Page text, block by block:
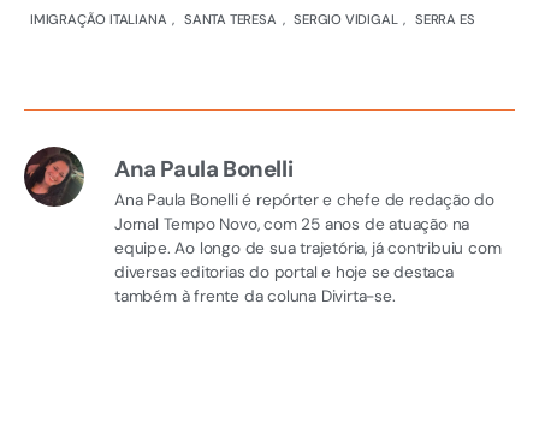
IMIGRAÇÃO ITALIANA , SANTA TERESA , SERGIO VIDIGAL , SERRA ES
Ana Paula Bonelli
Ana Paula Bonelli é repórter e chefe de redação do
Jornal Tempo Novo, com 25 anos de atuação na
equipe. Ao longo de sua trajetória, já contribuiu com
diversas editorias do portal e hoje se destaca
também à frente da coluna Divirta-se.